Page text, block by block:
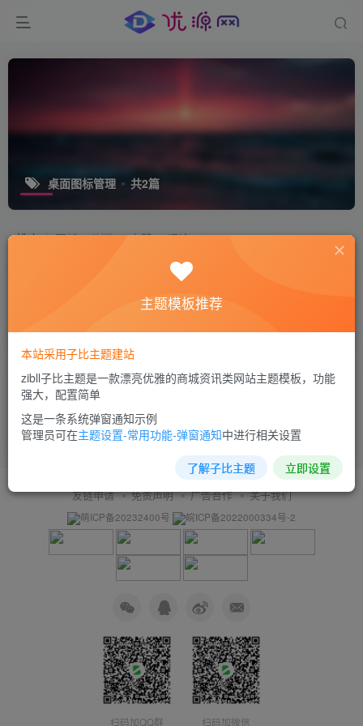
桌面图标管理 共2篇
排序 更新 浏览 点赞 评论
DesktopOK V11.92｜桌面图标布局管
免费资源 实用工具
1年前 6032
我搜启动 v1.0.1：高效桌面图标管理工
免费资源
1年前
友链申请 免责声明 广告合作 关于我们
萌ICP备20232400号 皖ICP备2022000334号-2
扫码加QQ群 扫码加微信
主题模板推荐
本站采用子比主题建站
zibll子比主题是一款漂亮优雅的商城资讯类网站主题模板，功能
强大，配置简单
这是一条系统弹窗通知示例
管理员可在主题设置-常用功能-弹窗通知中进行相关设置
了解子比主题 立即设置